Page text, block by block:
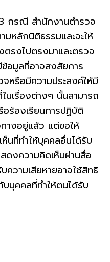
กรณี สำนักงานตำรวจ
มหลักนิติธรรมและจะให้
ตรงไปตรงมาและตรวจ
อมูลที่อาจสงสัยการ
หรือมีความประสงค์ให้มี
นเรื่องต่างๆ นั้นสามารถ
ร้องเรียนการปฏิบัติ
างอยู่แล้ว แต่ขอให้
นที่ทำให้บุคคลอื่นได้รับ
ดงความคิดเห็นผ่านสื่อ
วามเสียหายอาจใช้สิทธิ
บุคคลที่ทำให้ตนได้รับ